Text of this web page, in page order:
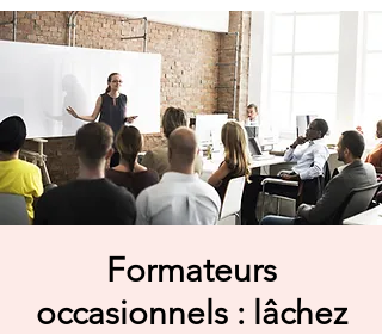
Formateurs
occasionnels : lâchez